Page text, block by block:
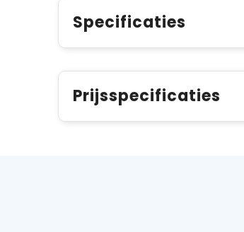
Specificaties
Prijsspecificaties